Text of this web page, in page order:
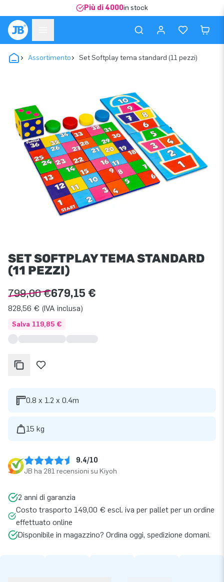
Più di 4000in stock
Assortimento Set Softplay tema standard (11 pezzi)
SET SOFTPLAY TEMA STANDARD
(11 PEZZI)
799,00 €679,15 €
828,56 € (IVA inclusa)
Salva 119,85 €
0.8 x 1.2 x 0.4m
15 kg
9.4/10
JB ha 281 recensioni su Kiyoh
2 anni di garanzia
Costo trasporto 149,00 € escl. iva per pallet per un ordine
effettuato online
Disponibile in magazzino? Ordina oggi, spedizione domani.